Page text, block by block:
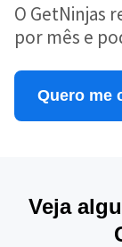
O GetNinjas
por mês e
Quero me
Veja